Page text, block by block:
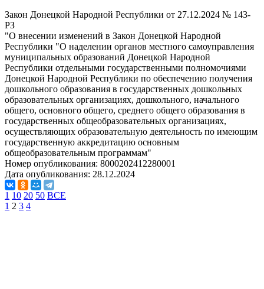
Закон Донецкой Народной Республики от 27.12.2024 № 143-
РЗ
"О внесении изменений в Закон Донецкой Народной
Республики "О наделении органов местного самоуправления
муниципальных образований Донецкой Народной
Республики отдельными государственными полномочиями
Донецкой Народной Республики по обеспечению получения
дошкольного образования в государственных дошкольных
образовательных организациях, дошкольного, начального
общего, основного общего, среднего общего образования в
государственных общеобразовательных организациях,
осуществляющих образовательную деятельность по имеющим
государственную аккредитацию основным
общеобразовательным программам"
Номер опубликования: 8000202412280001
Дата опубликования: 28.12.2024
1 10 20 50 ВСЕ
1 2 3 4